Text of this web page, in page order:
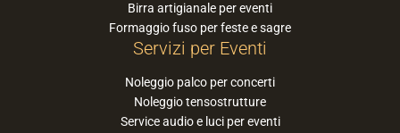
Birra artigianale per eventi
Formaggio fuso per feste e sagre
Servizi per Eventi
Noleggio palco per concerti
Noleggio tensostrutture
Service audio e luci per eventi